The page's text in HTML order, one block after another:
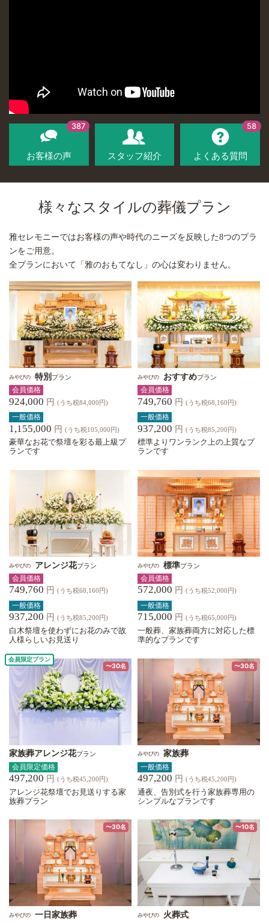
お客様の声
387
スタッフ紹介 よくある質問
58
様々なスタイルの葬儀プラン
雅セレモニーではお客様の声や時代のニーズを反映した8つのプラ
ンをご用意。
全プランにおいて「雅のおもてなし」の心は変わりません。
みやびの 特別 プラン
会員価格
924,000 円 (うち税84,000円)
一般価格
1,155,000 円 (うち税105,000円)
豪華なお花で祭壇を彩る最上級プ
ランです
みやびの おすすめプラン
会員価格
749,760 円 (うち税68,160円)
一般価格
937,200 円 (うち税85,200円)
標準よりワンランク上の上質なプ
ランです
みやびの アレンジ花プラン
会員価格
749,760 円 (うち税68,160円)
一般価格
937,200 円 (うち税85,200円)
白木祭壇を使わずにお花のみで故
人様らしいお見送り
みやびの 標準プラン
会員価格
572,000 円 (うち税52,000円)
一般価格
715,000 円 (うち税65,000円)
一般葬、家族葬両方に対応した標
準的なプランです
会員限定プラン
〜30名
家族葬アレンジ花プラン
会員限定価格
497,200 円 (うち税45,200円)
アレンジ花祭壇でお見送りする家
族葬プラン
〜30名
みやびの 家族葬
一般価格
497,200 円 (うち税45,200円)
通夜、告別式を行う家族葬専用の
シンプルなプランです
〜30名
みやびの 一日家族葬
〜10名
みやびの 火葬式